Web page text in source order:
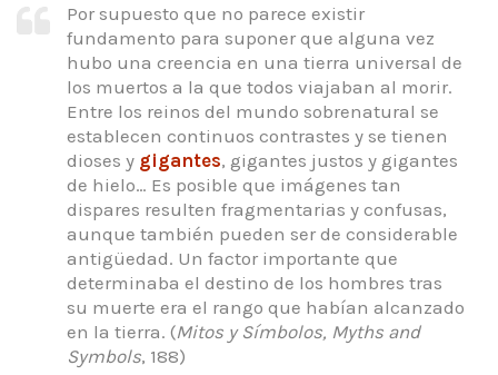
Por supuesto que no parece existir
fundamento para suponer que alguna vez
hubo una creencia en una tierra universal de
los muertos a la que todos viajaban al morir.
Entre los reinos del mundo sobrenatural se
establecen continuos contrastes y se tienen
dioses y gigantes, gigantes justos y gigantes
de hielo… Es posible que imágenes tan
dispares resulten fragmentarias y confusas,
aunque también pueden ser de considerable
antigüedad. Un factor importante que
determinaba el destino de los hombres tras
su muerte era el rango que habían alcanzado
en la tierra. (Mitos y Símbolos, Myths and
Symbols, 188)